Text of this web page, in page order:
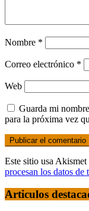
Nombre *
Correo electrónico *
Web
Guarda mi
para la próxima vez
Este sitio usa
procesan los datos de
Articulos